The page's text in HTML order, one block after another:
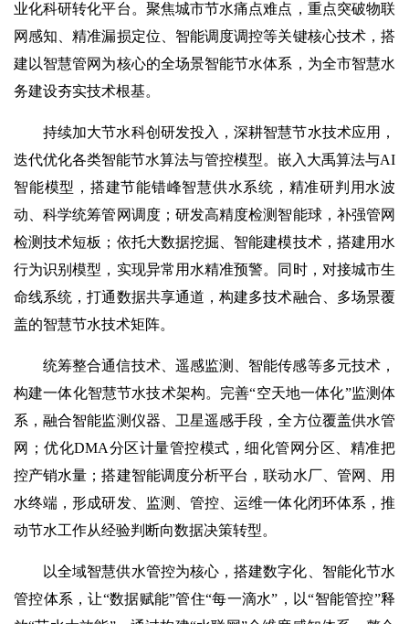
业化科研转化平台。聚焦城市节水痛点难点，重点突破物联
网感知、精准漏损定位、智能调度调控等关键核心技术，搭
建以智慧管网为核心的全场景智能节水体系，为全市智慧水
务建设夯实技术根基。
持续加大节水科创研发投入，深耕智慧节水技术应用，
迭代优化各类智能节水算法与管控模型。嵌入大禹算法与AI
智能模型，搭建节能错峰智慧供水系统，精准研判用水波
动、科学统筹管网调度；研发高精度检测智能球，补强管网
检测技术短板；依托大数据挖掘、智能建模技术，搭建用水
行为识别模型，实现异常用水精准预警。同时，对接城市生
命线系统，打通数据共享通道，构建多技术融合、多场景覆
盖的智慧节水技术矩阵。
统筹整合通信技术、遥感监测、智能传感等多元技术，
构建一体化智慧节水技术架构。完善“空天地一体化”监测体
系，融合智能监测仪器、卫星遥感手段，全方位覆盖供水管
网；优化DMA分区计量管控模式，细化管网分区、精准把
控产销水量；搭建智能调度分析平台，联动水厂、管网、用
水终端，形成研发、监测、管控、运维一体化闭环体系，推
动节水工作从经验判断向数据决策转型。
以全域智慧供水管控为核心，搭建数字化、智能化节水
管控体系，让“数据赋能”管住“每一滴水”，以“智能管控”释